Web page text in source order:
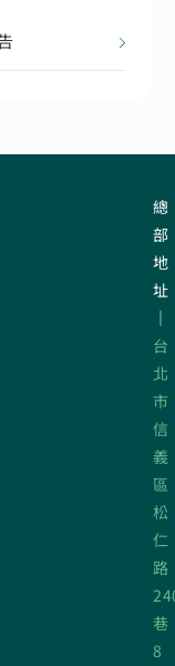
總
部
地
址
｜
台
北
市
信
義
區
松
仁
路
巷
8